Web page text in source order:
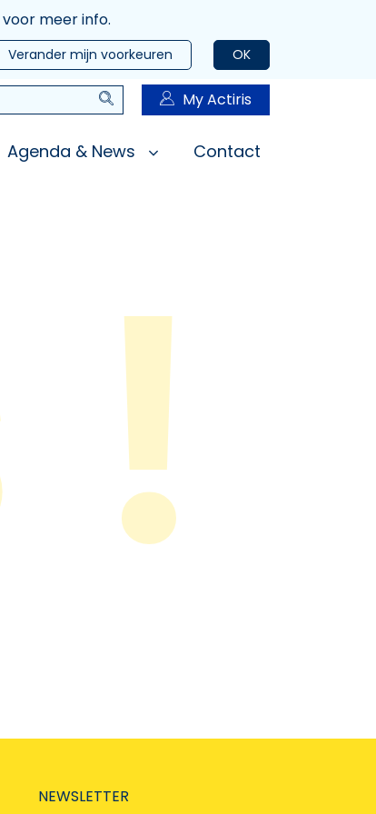
voor meer info.
OK
Verander mijn voorkeuren
Zoeken My Actiris
Agenda & News Contact
NEWSLETTER